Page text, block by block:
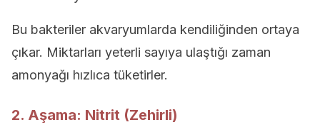
Bu bakteriler akvaryumlarda kendiliğinden ortaya
çıkar. Miktarları yeterli sayıya ulaştığı zaman
amonyağı hızlıca tüketirler.
2. Aşama: Nitrit (Zehirli)